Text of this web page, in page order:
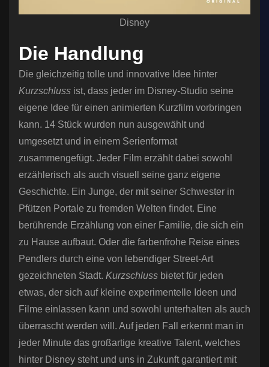
Disney
Die Handlung
Die gleichzeitig tolle und innovative Idee hinter
Kurzschluss ist, dass jeder im Disney-Studio seine
eigene Idee für einen animierten Kurzfilm vorbringen
kann. 14 Stück wurden nun ausgewählt und
umgesetzt und in einem Serienformat
zusammengefügt. Jeder Film erzählt dabei sowohl
erzählerisch als auch visuell seine ganz eigene
Geschichte. Ein Junge, der mit seiner Schwester in
Pfützen Portale zu fremden Welten findet. Eine
berührende Erzählung von einer Familie, die sich ein
zu Hause aufbaut. Oder die farbenfrohe Reise eines
Pendlers durch eine von lebendiger Street-Art
gezeichneten Stadt. Kurzschluss bietet für jeden
etwas, der sich auf kleine experimentelle Ideen und
Filme einlassen kann und sowohl unterhalten als auch
überrascht werden will. Auf jeden Fall erkennt man in
jeder Minute das großartige kreative Talent, welches
hinter Disney steht und uns in Zukunft garantiert mit